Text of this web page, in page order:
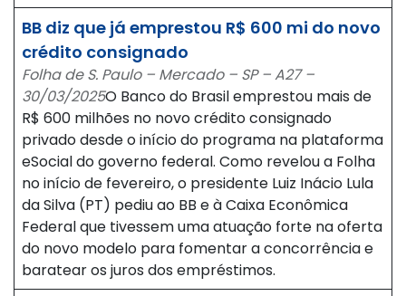
BB diz que já emprestou R$ 600 mi do novo
crédito consignado
Folha de S. Paulo – Mercado – SP – A27 –
30/03/2025O Banco do Brasil emprestou mais de
R$ 600 milhões no novo crédito consignado
privado desde o início do programa na plataforma
eSocial do governo federal. Como revelou a Folha
no início de fevereiro, o presidente Luiz Inácio Lula
da Silva (PT) pediu ao BB e à Caixa Econômica
Federal que tivessem uma atuação forte na oferta
do novo modelo para fomentar a concorrência e
baratear os juros dos empréstimos.